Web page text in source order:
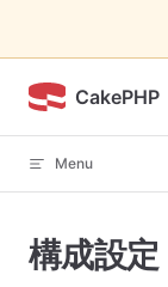
CakePHP
Menu
構成設定